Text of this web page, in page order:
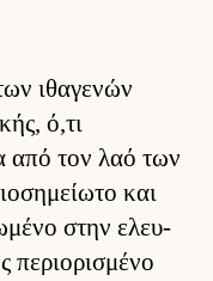
ιθαγενών
ό,τι
από τον λαό των
και
στην ελευ­
περιο­ρισμένο